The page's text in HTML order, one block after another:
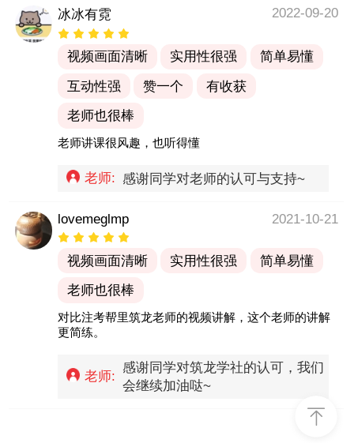
冰冰有霓 2022-09-20
视频画面清晰 实用性很强
简单易懂
互动性强
赞一个
有收获
老师也很棒
老师讲课很风趣，也听得懂
老师: 感谢同学对老师的认可与支持~
lovemeglmp 2021-10-21
视频画面清晰 实用性很强
简单易懂
老师也很棒
对比注考帮里筑龙老师的视频讲解，这个老师的讲解
更简练。
老师:
感谢同学对筑龙学社的认可，我们
会继续加油哒~